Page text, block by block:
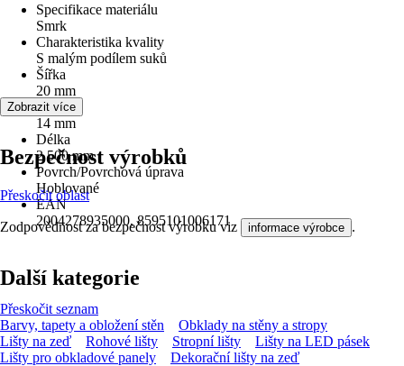
Specifikace materiálu
Smrk
Charakteristika kvality
S malým podílem suků
Šířka
20 mm
Výška
14 mm
Délka
2 500 mm
Povrch/Povrchová úprava
Hoblované
EAN
2004278935000, 8595101006171
Zobrazit více
Bezpečnost výrobků
Přeskočit oblast
Zodpovědnost za bezpečnost výrobku viz informace výrobce .
Další kategorie
Přeskočit seznam
Barvy, tapety a obložení stěn
Obklady na stěny a stropy
Lišty na zeď
Rohové lišty Stropní lišty
Lišty na LED pásek
Lišty pro obkladové panely
Dekorační lišty na zeď